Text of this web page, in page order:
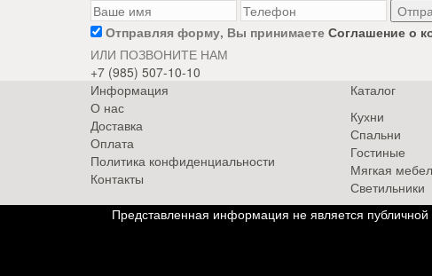
Отправляя форму, Вы принимаете Соглашение о
ИЛИ ПОЗВОНИТЕ НАМ
+7 (985) 507-10-10
Информация
О нас
Доставка
Оплата
Политика конфиденциальности
Контакты
Каталог
Кухни
Спальни
Гостиные
Мягкая
Светильники
Представленная информация не является